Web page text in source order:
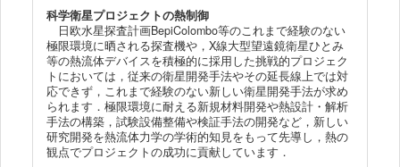
科学衛星プロジェクトの熱制御
日欧水星探査計画BepiColombo等のこれまで経験のない
極限環境に晒される探査機や，X線大型望遠鏡衛星ひとみ
等の熱流体デバイスを積極的に採用した挑戦的プロジェク
トにおいては，従来の衛星開発手法やその延長線上では対
応できず，これまで経験のない新しい衛星開発手法が求め
られます．極限環境に耐える新規材料開発や熱設計・解析
手法の構築，試験設備整備や検証手法の開発など，新しい
研究開発を熱流体力学の学術的知見をもって先導し，熱の
観点でプロジェクトの成功に貢献しています．